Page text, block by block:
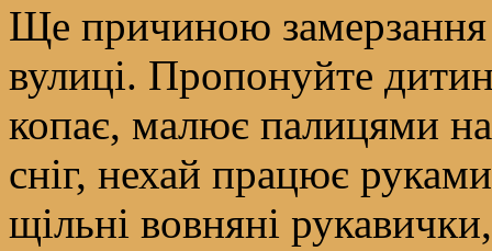
Ще причиною замерзання
вулиці. Пропонуйте
копає, малює палицями на
сніг, нехай працює
щільні вовняні